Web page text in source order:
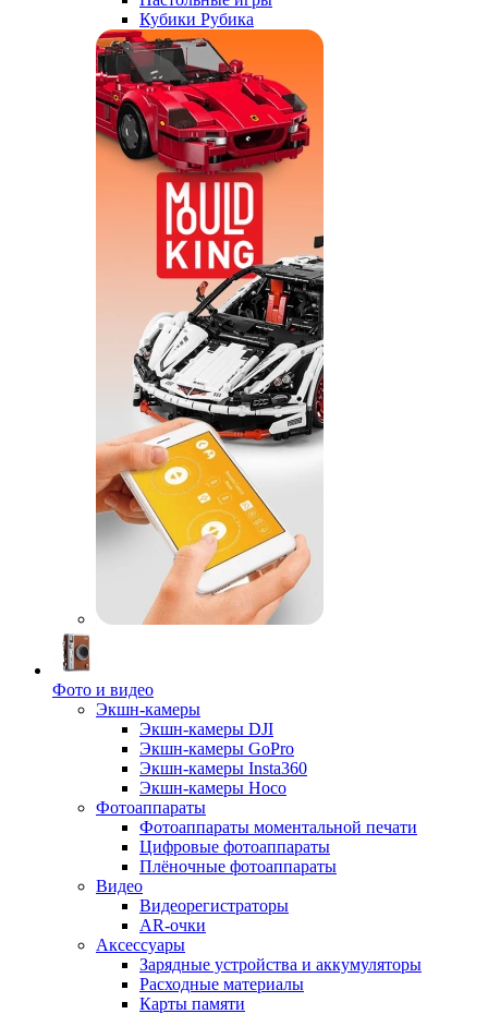
Кубики Рубика
Фото и видео
Экшн-камеры
Экшн-камеры DJI
Экшн-камеры GoPro
Экшн-камеры Insta360
Экшн-камеры Hoco
Фотоаппараты
Фотоаппараты моментальной печати
Цифровые фотоаппараты
Плёночные фотоаппараты
Видео
Видеорегистраторы
AR-очки
Аксессуары
Зарядные устройства и аккумуляторы
Расходные материалы
Карты памяти